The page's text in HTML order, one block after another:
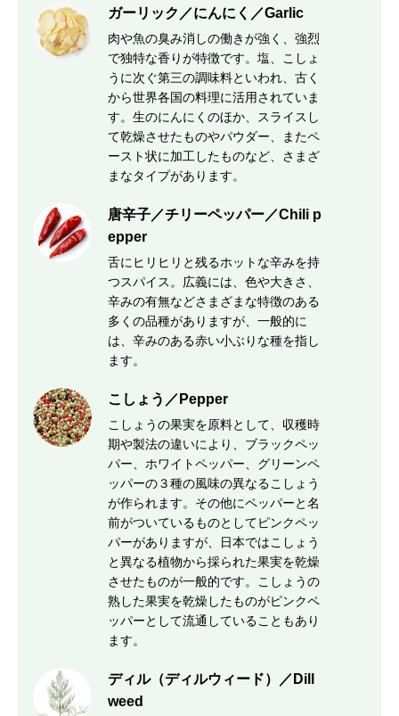
ガーリック／にんにく／Garlic
肉や魚の臭み消しの働きが強く、強烈
で独特な香りが特徴です。塩、こしょ
うに次ぐ第三の調味料といわれ、古く
から世界各国の料理に活用されていま
す。生のにんにくのほか、スライスし
て乾燥させたものやパウダー、またペ
ースト状に加工したものなど、さまざ
まなタイプがあります。
唐辛子／チリーペッパー／Chili p
epper
舌にヒリヒリと残るホットな辛みを持
つスパイス。広義には、色や大きさ、
辛みの有無などさまざまな特徴のある
多くの品種がありますが、一般的に
は、辛みのある赤い小ぶりな種を指し
ます。
こしょう／Pepper
こしょうの果実を原料として、収穫時
期や製法の違いにより、ブラックペッ
パー、ホワイトペッパー、グリーンペ
ッパーの３種の風味の異なるこしょう
が作られます。その他にペッパーと名
前がついているものとしてピンクペッ
パーがありますが、日本ではこしょう
と異なる植物から採られた果実を乾燥
させたものが一般的です。こしょうの
熟した果実を乾燥したものがピンクペ
ッパーとして流通していることもあり
ます。
ディル（ディルウィード）／Dill
weed